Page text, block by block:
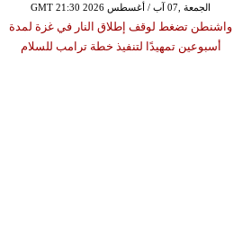
GMT 21:30 2026 الجمعة ,07 آب / أغسطس
واشنطن تضغط لوقف إطلاق النار في غزة لمدة
أسبوعين تمهيدًا لتنفيذ خطة ترامب للسلام